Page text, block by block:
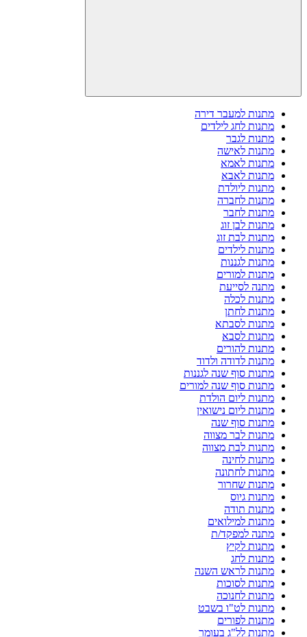
מתנות למעבר דירה
מתנות לחג לילדים
מתנות לגבר
מתנות לאישה
מתנות לאמא
מתנות לאבא
מתנות ליולדת
מתנות לחברה
מתנות לחבר
מתנות לבן זוג
מתנות לבת זוג
מתנות לילדים
מתנות לגננות
מתנות למורים
מתנה לסייעת
מתנות לכלה
מתנות לחתן
מתנות לסבתא
מתנות לסבא
מתנות להורים
מתנות לדודה ולדוד
מתנות סוף שנה לגננות
מתנות סוף שנה למורים
מתנות ליום הולדת
מתנות ליום נישואין
מתנות סוף שנה
מתנות לבר מצווה
מתנות לבת מצווה
מתנות לחינה
מתנות לחתונה
מתנות שחרור
מתנות גיוס
מתנות תודה
מתנות למילואים
מתנה למפקד/ת
מתנות לקיץ
מתנות לחג
מתנות לראש השנה
מתנות לסוכות
מתנות לחנוכה
מתנות לט"ו בשבט
מתנות לפורים
מתנות לל"ג בעומר